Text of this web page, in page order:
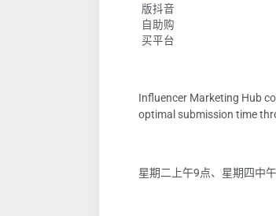
Influencer Marketing Hub
optimal submission time
星期二上午9点、星期四中